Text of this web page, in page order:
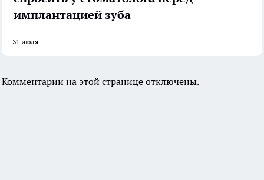
имплантацией зуба
31 июля
Комментарии на этой странице отключены.